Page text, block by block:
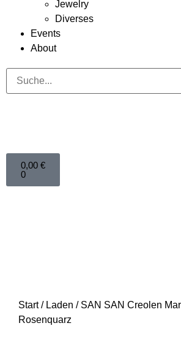
Jewelry
Diverses
Events
About
0,00 €
0
Start/ Laden / SAN SAN Creolen
Rosenquarz